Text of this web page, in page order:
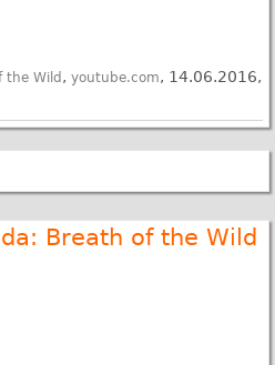
the Wild , youtube.com, 14.06.2016,
Breath of the Wild